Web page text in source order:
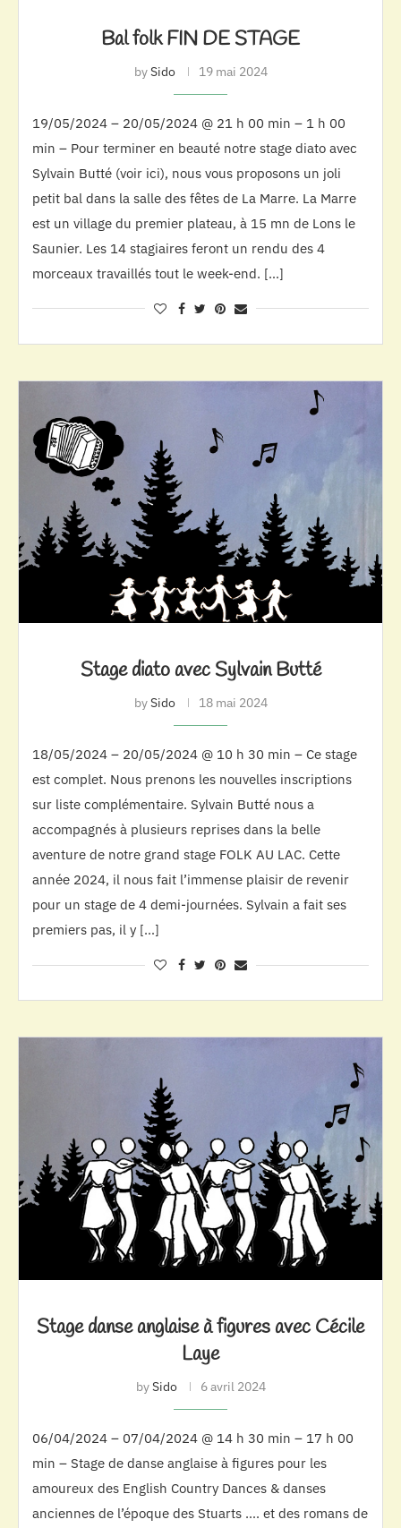
Bal folk FIN DE STAGE
bySido 19 mai 2024
19/05/2024 – 20/05/2024 @ 21 h 00 min – 1 h 00
min – Pour terminer en beauté notre stage diato avec
Sylvain Butté (voir ici), nous vous proposons un joli
petit bal dans la salle des fêtes de La Marre. La Marre
est un village du premier plateau, à 15 mn de Lons le
Saunier. Les 14 stagiaires feront un rendu des 4
morceaux travaillés tout le week-end. […]
Stage diato avec Sylvain Butté
bySido 18 mai 2024
18/05/2024 – 20/05/2024 @ 10 h 30 min – Ce stage
est complet. Nous prenons les nouvelles inscriptions
sur liste complémentaire. Sylvain Butté nous a
accompagnés à plusieurs reprises dans la belle
aventure de notre grand stage FOLK AU LAC. Cette
année 2024, il nous fait l’immense plaisir de revenir
pour un stage de 4 demi-journées. Sylvain a fait ses
premiers pas, il y […]
Stage danse anglaise à figures avec Cécile
Laye
bySido 6 avril 2024
06/04/2024 – 07/04/2024 @ 14 h 30 min – 17 h 00
min – Stage de danse anglaise à figures pour les
amoureux des English Country Dances & danses
anciennes de l’époque des Stuarts …. et des romans de